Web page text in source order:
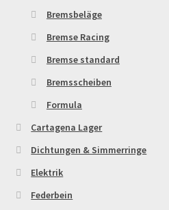
My Account
My Profile
Newsletter
Order Confirmation
Bremsbeläge
Bremse Racing
Bremse standard
Bremsscheiben
Formula
Cartagena Lager
Dichtungen & Simmerringe
Elektrik
Federbein